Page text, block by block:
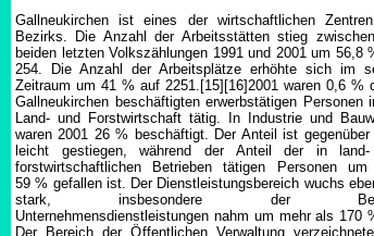
Gallneukirchen ist eines der wirtschaftlichen
Bezirks. Die Anzahl der Arbeitsstätten stieg
beiden letzten Volkszählungen 1991 und 2001 um 56,8
254. Die Anzahl der Arbeitsplätze erhöhte sich im
Zeitraum um 41 % auf 2251.[15][16]2001 waren 0,6 %
Gallneukirchen beschäftigten erwerbstätigen Personen
Land- und Forstwirtschaft tätig. In Industrie und
waren 2001 26 % beschäftigt. Der Anteil ist gegenüber
leicht gestiegen, während der Anteil der in
forstwirtschaftlichen Betrieben tätigen Personen um
59 % gefallen ist. Der Dienstleistungsbereich wuchs
stark, insbesondere der
Unternehmensdienstleistungen nahm um mehr als 170
Der Bereich der Öffentlichen Verwaltung